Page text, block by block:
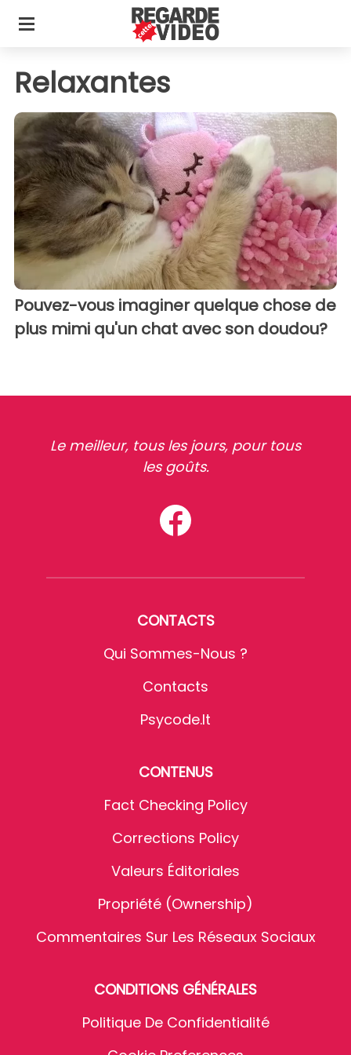
Relaxantes
Pouvez-vous imaginer quelque chose de
plus mimi qu'un chat avec son doudou?
Le meilleur, tous les jours, pour tous
les goûts.
CONTACTS
Qui Sommes-Nous ?
Contacts
Psycode.it
CONTENUS
Fact Checking Policy
Corrections Policy
Valeurs Éditoriales
Propriété (Ownership)
Commentaires Sur Les Réseaux Sociaux
CONDITIONS GÉNÉRALES
Politique De Confidentialité